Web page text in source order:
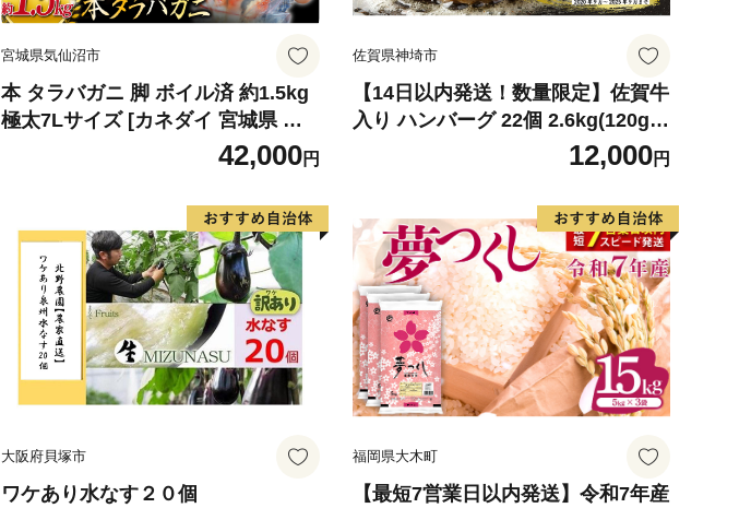
宮城県気仙沼市
本 タラバガニ 脚 ボイル済 約1.5kg
極太7Lサイズ [カネダイ 宮城県 気
仙沼市 20564326] カニ かに 蟹 たら
ばがに たらば蟹 タラバ蟹 たらば タ
42,000円
佐賀県神埼市
【14日以内発送！数量限定】佐賀牛
入り ハンバーグ 22個 2.6kg(120g×
22個)【佐賀牛 黒毛和牛 ブランド牛
九州 ハンバーグ 牛肉 豚肉 国産 お
弁当 おかず 惣菜 おすすめ 人気】(H
083106)
12,000円
大阪府貝塚市
ワケあり水なす２０個
福岡県大木町
【最短7営業日以内発送】令和7年産